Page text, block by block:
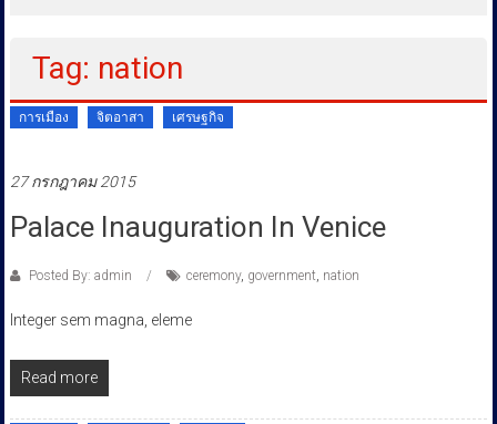
ประชาชน
Tag: nation
การเมือง จิตอาสา เศรษฐกิจ
27 กรกฎาคม 2015
Palace Inauguration In Venice
Posted By: admin ceremony, government nation
Integer sem magna, eleme
Read more